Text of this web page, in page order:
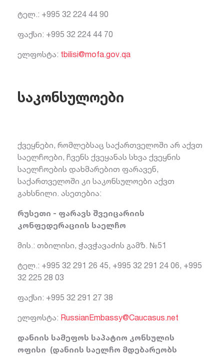
ტელ.: +995 32 224 44 90
ფაქსი: +995 32 224 44 70
ელფოსტა: tbilisi@mofa.gov.qa
საკონსულოები
ქვეყნები, რომლებსაც საქართველოში არ აქვთ
საელჩოები, ჩვენს ქვეყანას სხვა ქვეყნის
საელჩოების დახმარებით ფარავენ,
საქართველოში კი საკონსულოები აქვთ
გახსნილი. ასეთებია:
რუსეთი - ფარავს შვეიცარიის
კონფედერაციის საელჩო
მის.: თბილისი, ჭავჭავაძის გამზ. №51
ტელ.: +995 32 291 26 45, +995 32 291 24 06, +995
32 225 28 03
ფაქსი: +995 32 291 27 38
ელფოსტა: RussianEmbassy@Caucasus.net
დანიის სამეფოს საპატიო კონსულის
ოფისი (დანიის საელჩო მდებარეობს